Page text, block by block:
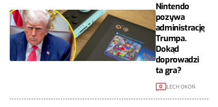
Nintendo
pozywa
administrację
Trumpa.
Dokąd
doprowadzi
ta gra?
0 LECH OKOŃ